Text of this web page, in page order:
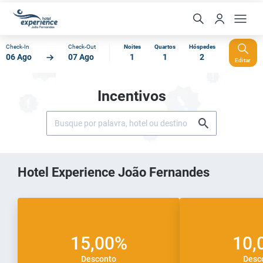
Check-In
06 Ago
Check-Out
07 Ago
Noites
1
Quartos
1
Hóspedes
2 Editar
Incentivos
Hotel Experience João Fernandes
15,00%
Desconto